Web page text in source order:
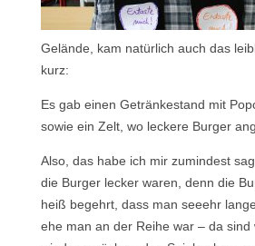
Gelände, kam natürlich auch das
kurz:
Es gab einen Getränkestand mit
sowie ein Zelt, wo leckere Burger
Also, das habe ich mir zumindest
die Burger lecker waren, denn die
heiß begehrt, dass man seeehr
ehe man an der Reihe war – da sind